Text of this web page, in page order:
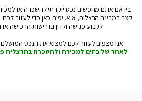
בין אם אתם מחפשים נכס יוקרתי להשכרה או
קצר במרינה הרצליה, א.א. יפית כאן כדי לעזור לכם.
לקבוע פגישה ולדון בדרישות הרכישה או
אנו מצפים לעזור לכם למצוא את הנכס המושלם
לאתר של בתים למכירה ולהשכרה בהרצליה